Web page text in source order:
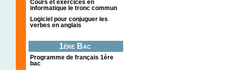
Cours et exercices en
informatique le tronc commun
Logiciel pour conjuguer les
verbes en anglais
1ère Bac
Programme de français 1ère
bac